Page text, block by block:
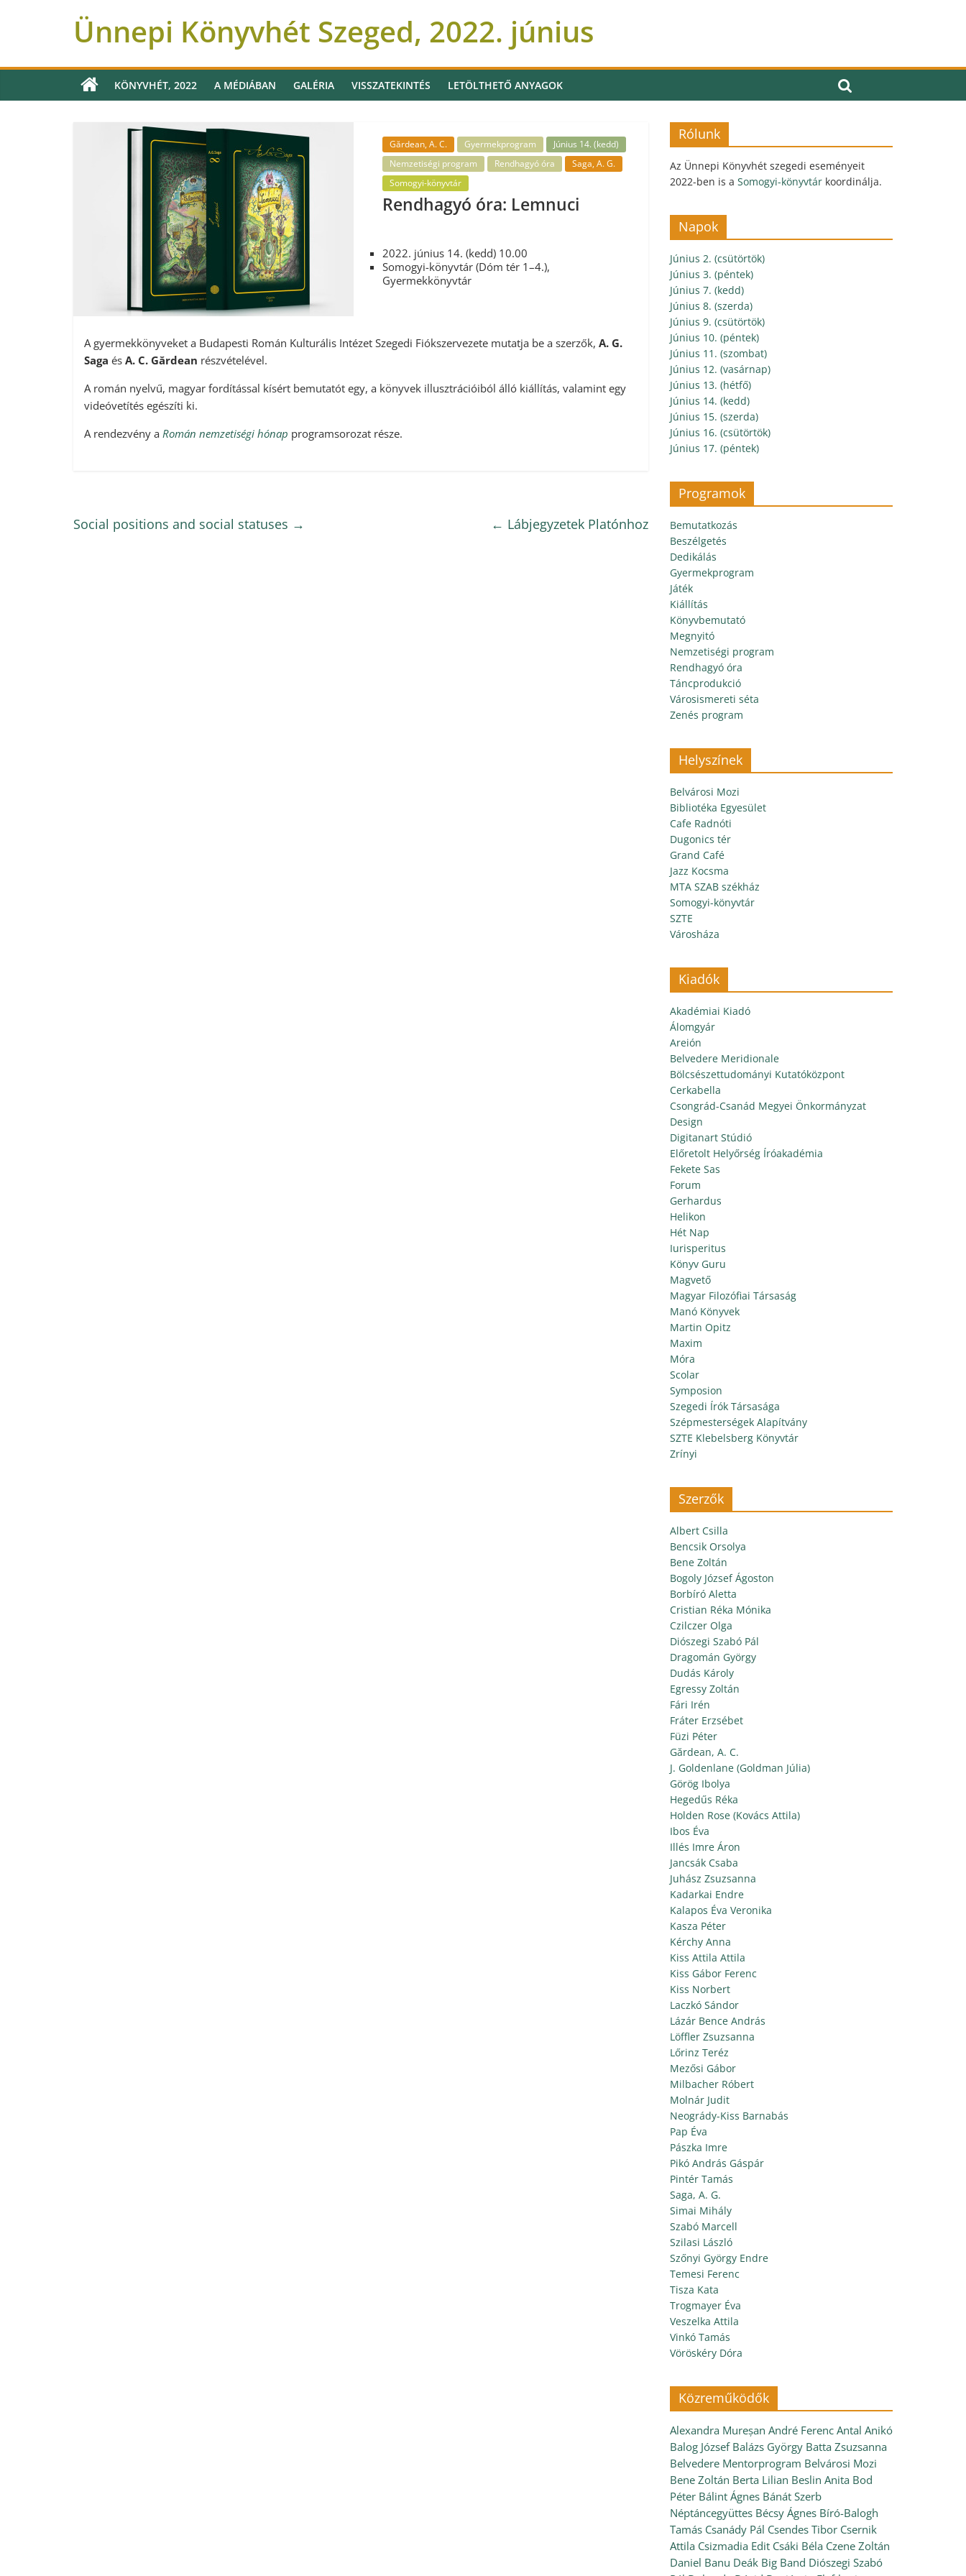
Ünnepi Könyvhét Szeged, 2022. június
KÖNYVHÉT, 2022 A MÉDIÁBAN GALÉRIA VISSZATEKINTÉS LETÖLTHETŐ ANYAGOK
Gărdean, A. C. Gyermekprogram
Június 14. (kedd)
Nemzetiségi program
Rendhagyó óra
Saga, A. G.
Somogyi-könyvtár
Rendhagyó óra: Lemnuci
2022. június 14. (kedd) 10.00
Somogyi-könyvtár (Dóm tér 1–4.),
Gyermekkönyvtár
A gyermekkönyveket a Budapesti Román Kulturális Intézet Szegedi Fiókszervezete mutatja be a szerzők, A. G.
Saga és A. C. Gărdean részvételével.
A román nyelvű, magyar fordítással kísért bemutatót egy, a könyvek illusztrációiból álló kiállítás, valamint egy
videóvetítés egészíti ki.
A rendezvény a Román nemzetiségi hónap programsorozat része.
← Lábjegyzetek Platónhoz
Social positions and social statuses →
Rólunk
Az Ünnepi Könyvhét szegedi eseményeit
2022-ben is a Somogyi-könyvtár koordinálja.
Napok
Június 2. (csütörtök)
Június 3. (péntek)
Június 7. (kedd)
Június 8. (szerda)
Június 9. (csütörtök)
Június 10. (péntek)
Június 11. (szombat)
Június 12. (vasárnap)
Június 13. (hétfő)
Június 14. (kedd)
Június 15. (szerda)
Június 16. (csütörtök)
Június 17. (péntek)
Programok
Bemutatkozás
Beszélgetés
Dedikálás
Gyermekprogram
Játék
Kiállítás
Könyvbemutató
Megnyitó
Nemzetiségi program
Rendhagyó óra
Táncprodukció
Városismereti séta
Zenés program
Helyszínek
Belvárosi Mozi
Bibliotéka Egyesület
Cafe Radnóti
Dugonics tér
Grand Café
Jazz Kocsma
MTA SZAB székház
Somogyi-könyvtár
SZTE
Városháza
Kiadók
Akadémiai Kiadó
Álomgyár
Areión
Belvedere Meridionale
Bölcsészettudományi Kutatóközpont
Cerkabella
Csongrád-Csanád Megyei Önkormányzat
Design
Digitanart Stúdió
Előretolt Helyőrség Íróakadémia
Fekete Sas
Forum
Gerhardus
Helikon
Hét Nap
Iurisperitus
Könyv Guru
Magvető
Magyar Filozófiai Társaság
Manó Könyvek
Martin Opitz
Maxim
Móra
Scolar
Symposion
Szegedi Írók Társasága
Szépmesterségek Alapítvány
SZTE Klebelsberg Könyvtár
Zrínyi
Szerzők
Albert Csilla
Bencsik Orsolya
Bene Zoltán
Bogoly József Ágoston
Borbíró Aletta
Cristian Réka Mónika
Czilczer Olga
Diószegi Szabó Pál
Dragomán György
Dudás Károly
Egressy Zoltán
Fári Irén
Fráter Erzsébet
Füzi Péter
Gărdean, A. C.
J. Goldenlane (Goldman Júlia)
Görög Ibolya
Hegedűs Réka
Holden Rose (Kovács Attila)
Ibos Éva
Illés Imre Áron
Jancsák Csaba
Juhász Zsuzsanna
Kadarkai Endre
Kalapos Éva Veronika
Kasza Péter
Kérchy Anna
Kiss Attila Attila
Kiss Gábor Ferenc
Kiss Norbert
Laczkó Sándor
Lázár Bence András
Löffler Zsuzsanna
Lőrinz Teréz
Mezősi Gábor
Milbacher Róbert
Molnár Judit
Neogrády-Kiss Barnabás
Pap Éva
Pászka Imre
Pikó András Gáspár
Pintér Tamás
Saga, A. G.
Simai Mihály
Szabó Marcell
Szilasi László
Szőnyi György Endre
Temesi Ferenc
Tisza Kata
Trogmayer Éva
Veszelka Attila
Vinkó Tamás
Vöröskéry Dóra
Közreműködők
Alexandra Mureșan André Ferenc Antal Anikó
Balog József Balázs György Batta Zsuzsanna
Belvedere Mentorprogram Belvárosi Mozi
Bene Zoltán Berta Lilian Beslin Anita Bod
Péter Bálint Ágnes Bánát Szerb
Néptáncegyüttes Bécsy Ágnes Bíró-Balogh
Tamás Csanády Pál Csendes Tibor Csernik
Attila Csizmadia Edit Csáki Béla Czene Zoltán
Daniel Banu Deák Big Band Diószegi Szabó